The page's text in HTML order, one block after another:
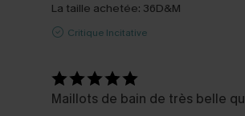
La taille achetée: 36D&M
Critique Incitative
Maillots de bain de très belle